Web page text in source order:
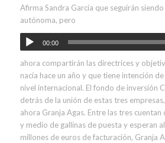
Afirma Sandra García que seguirán
autónoma, pero
00:00
ahora compartirán las directrices y
nacía hace un año y que tiene intención
nivel internacional. El fondo de inversión
detrás de la unión de estas tres
ahora Granja Agas. Entre las tres cuentan
y medio de gallinas de puesta y esperan
millones de euros de facturación, Granja